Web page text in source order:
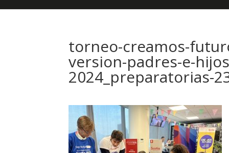
torneo-creamos-
version-padres-e-
2024_preparatorias-